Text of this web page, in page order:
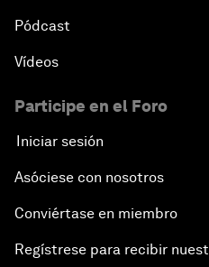
Pódcast
Vídeos
Participe en el Foro
Iniciar sesión
Asóciese con nosotros
Conviértase en miembro
Regístrese para recibir